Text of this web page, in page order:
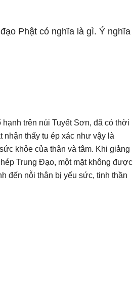
Phật có nghĩa là gì. Ý nghĩa
trên núi Tuyết Sơn, đã có thời
nhận thấy tu ép xác như vậy là
khỏe của thân và tâm. Khi giảng
Trung Đạo, một mặt không được
đến nỗi thân bị yếu sức, tinh thần